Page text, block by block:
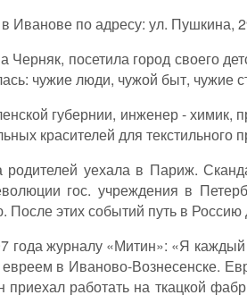
Иванове по адресу: ул. Пушкина,
посетила город своего
чужие люди, чужой быт, чужие
губернии, инженер -
красителей для текстильного
уехала в Париж.
гос. учреждения в
После этих событий путь в
года журналу «Митин»: «Я
в Иваново-Вознесенске.
работать на ткацкой